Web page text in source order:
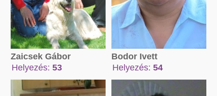
Zaicsek Gábor
Helyezés:53
Összpont:
Bodor Ivett
Helyezés:54
Összpont: